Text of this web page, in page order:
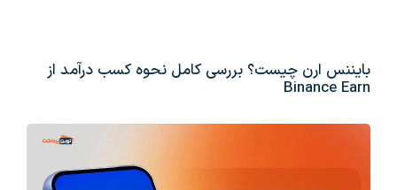
بایننس ارن چیست؟ بررسی کامل نحوه کسب درآمد از
Binance Earn